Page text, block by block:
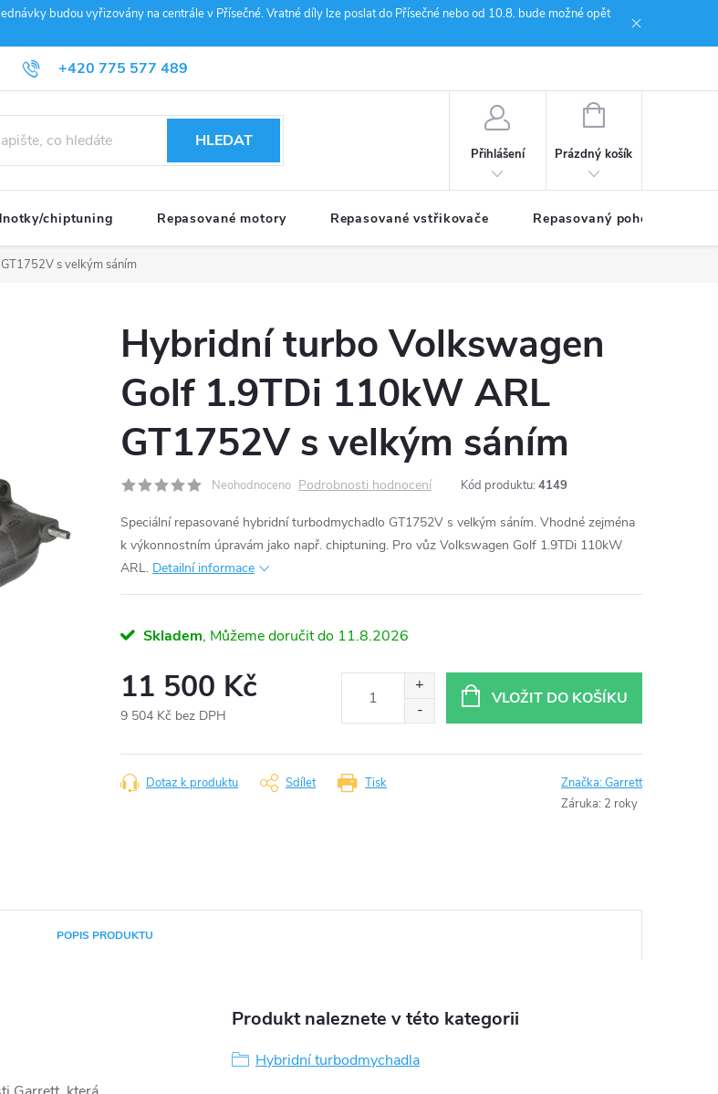
budou vyřizovány na centrále v Přísečné. Vratné díly lze poslat do Přísečné nebo od 10.8. bude možné opět
+420 775 577 489
info@janousek-motorsport.cz
Obchodní podmínky Reklamace
HLEDAT
Přihlášení
NÁKUPNÍ
Prázdný košík
chiptuning Repasované motory Repasované vstřikovače Repasovaný pohon TDM
s velkým sáním
Hybridní turbo Volkswagen
Golf 1.9TDi 110kW ARL
GT1752V s velkým sáním
Neohodnoceno Podrobnosti hodnocení Kód produktu: 4149
Speciální repasované hybridní turbodmychadlo GT1752V s velkým sáním. Vhodné zejména
k výkonnostním úpravám jako např. chiptuning. Pro vůz Volkswagen Golf 1.9TDi 110kW
ARL. Detailní informace
Skladem 11.8.2026
11 500 Kč
9 504 Kč bez DPH
cena:
VLOŽIT DO KOŠÍKU
Tisk
Dotaz k produktu Sdílet Značka:Garrett
Záruka: 2 roky
POPIS PRODUKTU
Produkt naleznete v této kategorii
Hybridní turbodmychadla